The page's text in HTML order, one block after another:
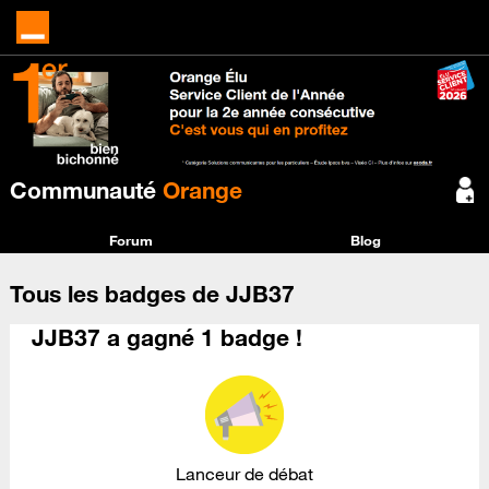
Communauté Orange
Forum Blog
Tous les badges de JJB37
JJB37 a gagné 1 badge !
Lanceur de débat